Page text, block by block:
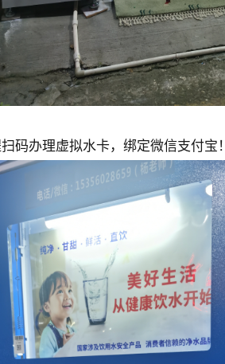
码办理虚拟水卡，绑定微信支付宝！